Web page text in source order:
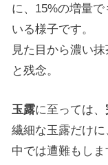
に、15%の増量
いる様子です。
見た目から濃い
と残念。
玉露に至っては、
繊細な玉露だけ
中では遭難もしま